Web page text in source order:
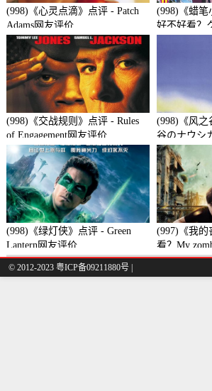
(998)《心灵点滴》点评 - Patch
Adams网友评价
(998)《蜡笔
好不好看？
襲来!!宇宙
(998)《交战规则》点评 - Rules
of Engagement网友评价
(998)《风之
谷のナウシ
(998)《绿灯侠》点评 - Green
Lantern网友评价
(997)《我的
看？My
评及剧本
© 2012-2023 粤ICP备09211880号 |